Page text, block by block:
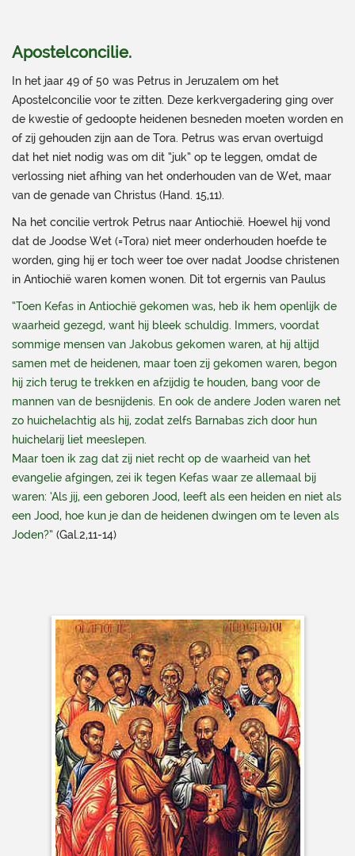
Apostelconcilie.
In het jaar 49 of 50 was Petrus in Jeruzalem om het
Apostelconcilie voor te zitten. Deze kerkvergadering ging over
de kwestie of gedoopte heidenen besneden moeten worden en
of zij gehouden zijn aan de Tora. Petrus was ervan overtuigd
dat het niet nodig was om dit “juk” op te leggen, omdat de
verlossing niet afhing van het onderhouden van de Wet, maar
van de genade van Christus (Hand. 15,11).
Na het concilie vertrok Petrus naar Antiochië. Hoewel hij vond
dat de Joodse Wet (=Tora) niet meer onderhouden hoefde te
worden, ging hij er toch weer toe over nadat Joodse christenen
in Antiochië waren komen wonen. Dit tot ergernis van Paulus
“Toen Kefas in Antiochië gekomen was, heb ik hem openlijk de
waarheid gezegd, want hij bleek schuldig. Immers, voordat
sommige mensen van Jakobus gekomen waren, at hij altijd
samen met de heidenen, maar toen zij gekomen waren, begon
hij zich terug te trekken en afzijdig te houden, bang voor de
mannen van de besnijdenis. En ook de andere Joden waren net
zo huichelachtig als hij, zodat zelfs Barnabas zich door hun
huichelarij liet meeslepen.
Maar toen ik zag dat zij niet recht op de waarheid van het
evangelie afgingen, zei ik tegen Kefas waar ze allemaal bij
waren: ‘Als jij, een geboren Jood, leeft als een heiden en niet als
een Jood, hoe kun je dan de heidenen dwingen om te leven als
Joden?” (Gal.2,11-14)